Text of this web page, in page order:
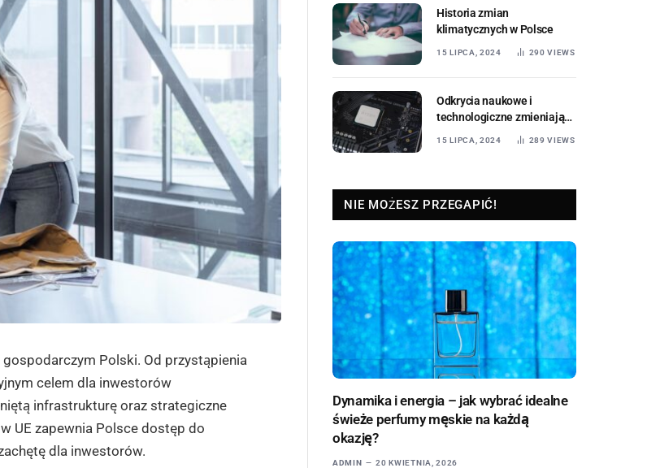
Polski. Od przystąpienia
celem dla inwestorów
infrastrukturę oraz strategiczne
UE zapewnia Polsce dostęp do
dla inwestorów.
Historia zmian
klimatycznych w Polsce
15 LIPCA, 2024 290VIEWS
Odkrycia naukowe i
technologiczne zmieniające
15 LIPCA, 2024 289VIEWS
NIE MOŻESZ PRZEGAPIĆ!
Dynamika i energia – jak wybrać idealne
świeże perfumy męskie na każdą
okazję?
ADMIN 20 KWIETNIA, 2026